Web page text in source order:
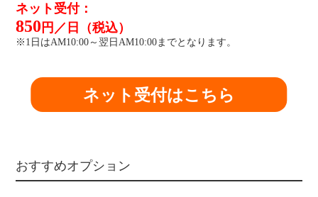
ネット受付：
850 円／日（税込）
※1日はAM10:00～翌日AM10:00までとなります。
ネット受付はこちら
おすすめオプション